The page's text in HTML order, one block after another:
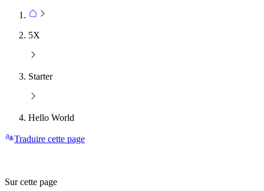
5X
Starter
Hello World
Traduire cette page
Sur cette page